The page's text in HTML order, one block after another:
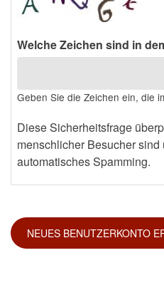
Welche Zeichen sind in
Geben Sie die Zeichen ein, die
Diese Sicherheitsfrage
menschlicher Besucher sind
automatisches Spamming.